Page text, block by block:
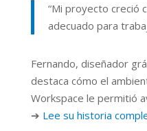
“Mi proyecto creció
adecuado para
Fernando, diseñador
destaca cómo el
Workspace le permitió
➔ Lee su historia